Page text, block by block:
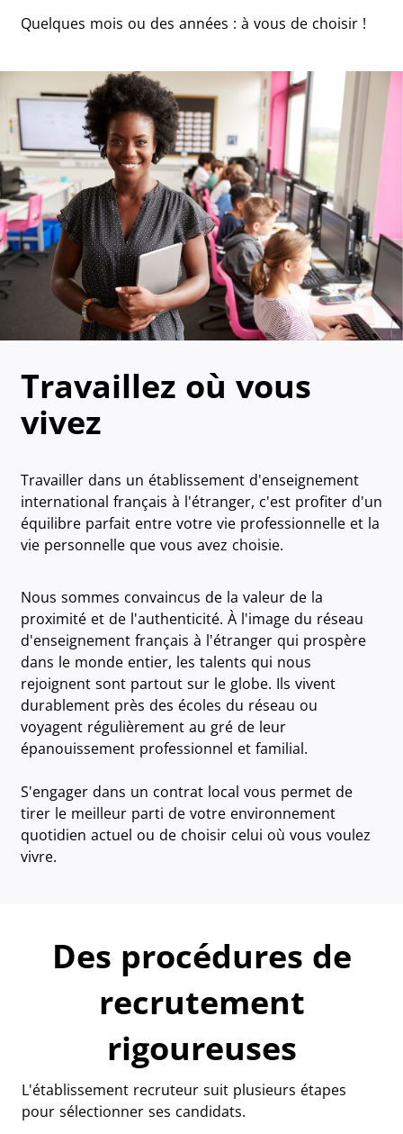
Quelques mois ou des années : à vous de choisir !
Travaillez où vous
vivez
Travailler dans un établissement d'enseignement
international français à l'étranger, c'est profiter d'un
équilibre parfait entre votre vie professionnelle et la
vie personnelle que vous avez choisie.
Nous sommes convaincus de la valeur de la
proximité et de l'authenticité. À l'image du réseau
d'enseignement français à l'étranger qui prospère
dans le monde entier, les talents qui nous
rejoignent sont partout sur le globe. Ils vivent
durablement près des écoles du réseau ou
voyagent régulièrement au gré de leur
épanouissement professionnel et familial.
S'engager dans un contrat local vous permet de
tirer le meilleur parti de votre environnement
quotidien actuel ou de choisir celui où vous voulez
vivre.
Des procédures de
recrutement
rigoureuses
L'établissement recruteur suit plusieurs étapes
pour sélectionner ses candidats.